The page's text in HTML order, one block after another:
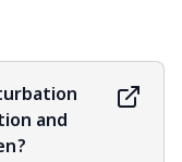
and